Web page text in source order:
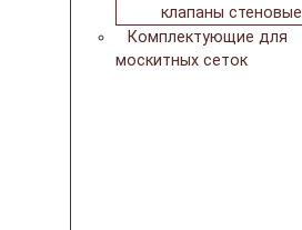
клапаны стеновые
Комплектующие для
москитных сеток